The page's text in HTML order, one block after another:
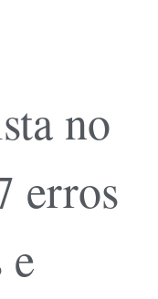
no
erros